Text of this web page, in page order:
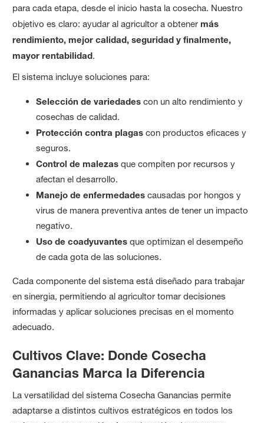
para cada etapa, desde el inicio hasta la cosecha. Nuestro
objetivo es claro: ayudar al agricultor a obtenermás
rendimiento, mejor calidad, seguridad y finalmente,
mayor rentabilidad.
El sistema incluye soluciones para:
Selección de variedades con un alto rendimiento y
cosechas de calidad.
Protección contra plagas con productos eficaces y
seguros.
Control de malezas que compiten por recursos y
afectan el desarrollo.
Manejo de enfermedades causadas por hongos y
virus de manera preventiva antes de tener un impacto
negativo.
Uso de coadyuvantes que optimizan el desempeño
de cada gota de las soluciones.
Cada componente del sistema está diseñado para trabajar
en sinergia, permitiendo al agricultor tomar decisiones
informadas y aplicar soluciones precisas en el momento
adecuado.
Cultivos Clave: Donde Cosecha
Ganancias Marca la Diferencia
La versatilidad del sistema Cosecha Ganancias permite
adaptarse a distintos cultivos estratégicos en todos los